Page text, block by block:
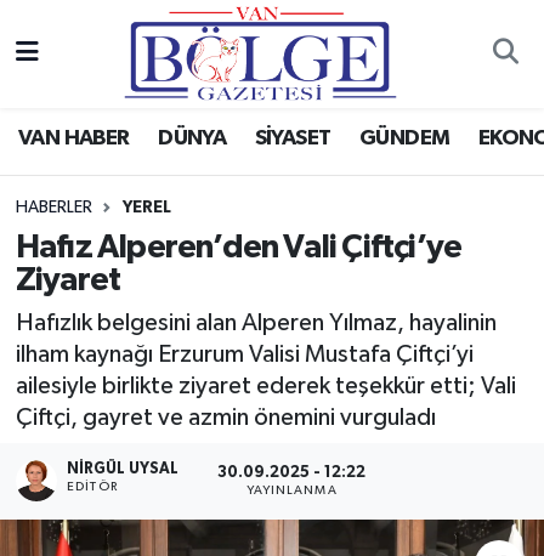
VAN HABER DÜNYA SİYASET GÜNDEM
HABERLER YEREL
Hafız Alperen’den Vali Çiftçi’ye
Ziyaret
Hafızlık belgesini alan Alperen Yılmaz, hayalinin
ilham kaynağı Erzurum Valisi Mustafa Çiftçi’yi
ailesiyle birlikte ziyaret ederek teşekkür etti; Vali
Çiftçi, gayret ve azmin önemini vurguladı
NIRGÜL UYSAL
EDİTÖR
30.09.2025 - 12:22
YAYINLANMA
Van Haber
Gündem
Spor
Ekonomi
Eğitim
Sağlık
Dünya
Hava Durumu
Puan Durumu ve Fikstür
Tüm Manşetler
Son Dakika Haberleri
Haber Arşivi